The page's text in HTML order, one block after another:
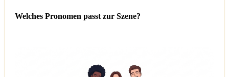
Welches Pronomen passt zur Szene?